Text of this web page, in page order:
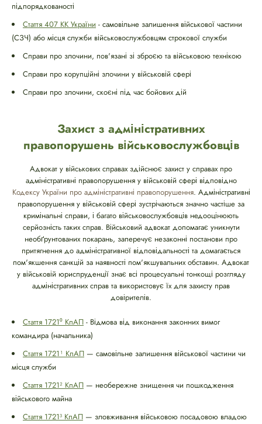
підпорядкованості
Стаття 407 КК України - самовільне залишення військової частини
(СЗЧ) або місця служби військовослужбовцям строкової служби
Справи про злочини, пов'язані зі зброєю та військовою технікою
Справи про корупційні злочини у військовій сфері
Справи про злочини, скоєні під час бойових дій
Захист з адміністративних
правопорушень військовослужбовців
Адвокат у військових справах здійснює захист у справах про
адміністративні правопорушення у військовій сфері відповідно
Кодексу України про адміністративні правопорушення. Адміністративні
правопорушення у військовій сфері зустрічаються значно частіше за
кримінальні справи, і багато військовослужбовців недооцінюють
серйозність таких справ. Військовий адвокат допомагає уникнути
необґрунтованих покарань, заперечує незаконні постанови про
притягнення до адміністративної відповідальності та домагається
пом'якшення санкцій за наявності пом'якшувальних обставин. Адвокат
у військовій юриспруденції знає всі процесуальні тонкощі розгляду
адміністративних справ та використовує їх для захисту прав
довірителів.
Стаття 1721⁰ КпАП - Відмова від виконання законних вимог
командира (начальника)
Стаття 1721¹ КпАП — самовільне залишення військової частини чи
місця служби
Стаття 1721² КпАП — необережне знищення чи пошкодження
військового майна
Стаття 1721³ КпАП — зловживання військовою посадовою владою